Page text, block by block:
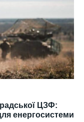
ЦЗФ:
енергосистеми